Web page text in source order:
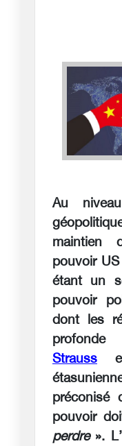
Au
maintien
pouvoir
étant un
pouvoir
dont les
Strauss
pouvoir
perdre».